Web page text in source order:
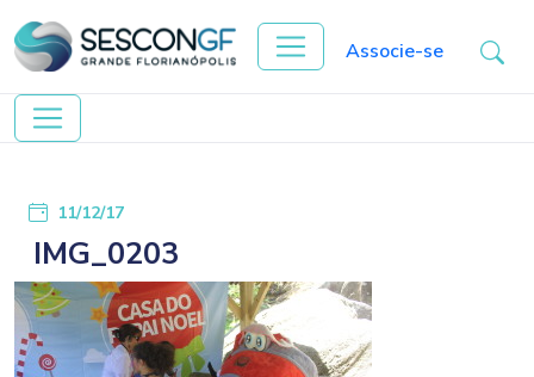
Associe-se
11/12/17
IMG_0203